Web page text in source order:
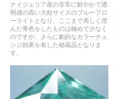
ナイジェリア産の非常に鮮やかで透
明感の高い大粒サイズのブルーフロ
ーライトとなり、ここまで美しく澄
んだ青色をしたものは極めて少なく
のですが、さらに劇的なカラーチェ
ンジ効果を有した秘蔵品となりま
す。